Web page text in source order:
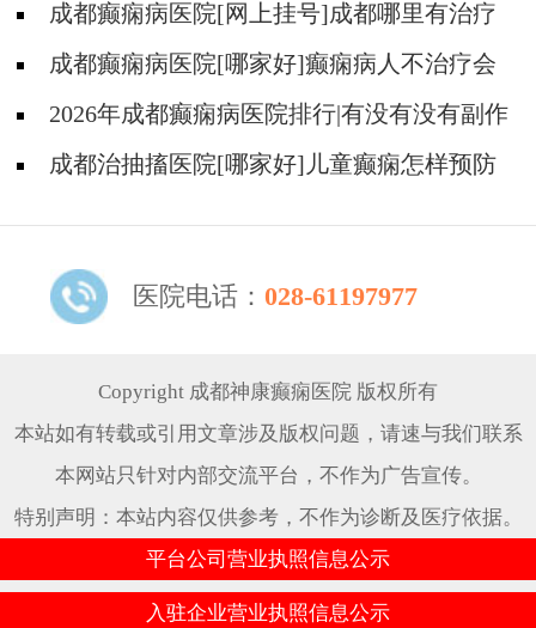
药、停药?
成都癫痫病医院[网上挂号]成都哪里有治疗
癫痫的中医?
成都癫痫病医院[哪家好]癫痫病人不治疗会
怎样?2026年成都癫痫病医院排行|有没有没有副作
用的抗癫痫药物呢？
成都治抽搐医院[哪家好]儿童癫痫怎样预防
医院电话： 028-61197977
Copyright 成都神康癫痫医院 版权所有
本站如有转载或引用文章涉及版权问题，请速与我们联系
本网站只针对内部交流平台，不作为广告宣传。
特别声明：本站内容仅供参考，不作为诊断及医疗依据。
平台公司营业执照信息公示
入驻企业营业执照信息公示